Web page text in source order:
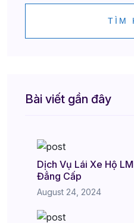
TÌM
Bài viết gần đây
Dịch Vụ Lái Xe Hộ
Đẳng Cấp
August 24, 2024